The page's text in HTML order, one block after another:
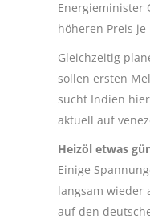
Energieminister
höheren Preis
Gleichzeitig
sollen ersten
sucht Indien
aktuell auf
Heizöl etwas
Einige
langsam wieder
auf den